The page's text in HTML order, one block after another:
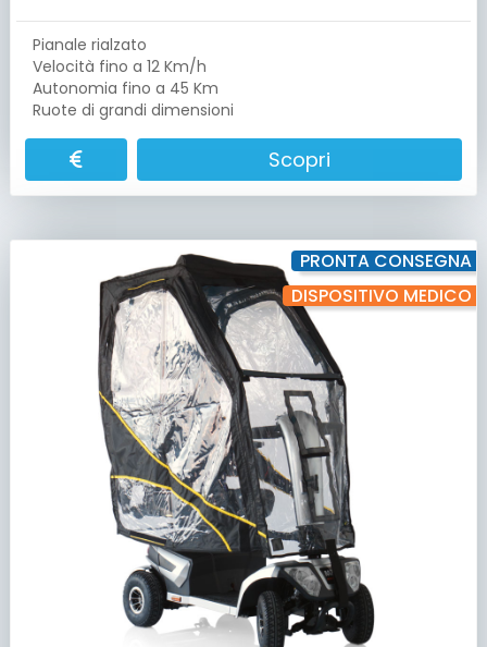
Pianale rialzato
Velocità fino a 12 Km/h
Autonomia fino a 45 Km
Ruote di grandi dimensioni
Scopri
PRONTA CONSEGNA
DISPOSITIVO MEDICO